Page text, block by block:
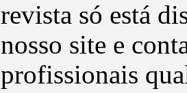
revista só está
nosso site e
profissionais